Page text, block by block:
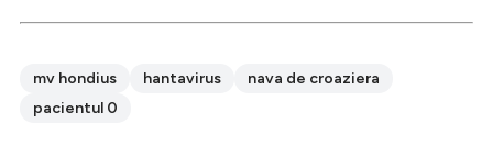
mv hondius hantavirus
nava de croaziera
pacientul 0